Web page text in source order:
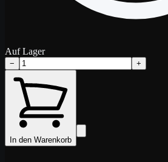
Auf Lager
− +
In den Warenkorb